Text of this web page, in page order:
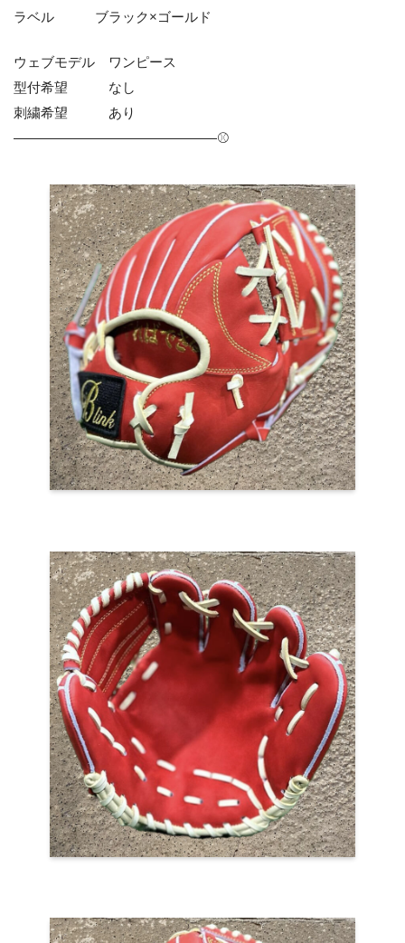
ラベル ブラック×ゴールド
ウェブモデル ワンピース
型付希望 なし
刺繍希望 あり
———————————————⚾️